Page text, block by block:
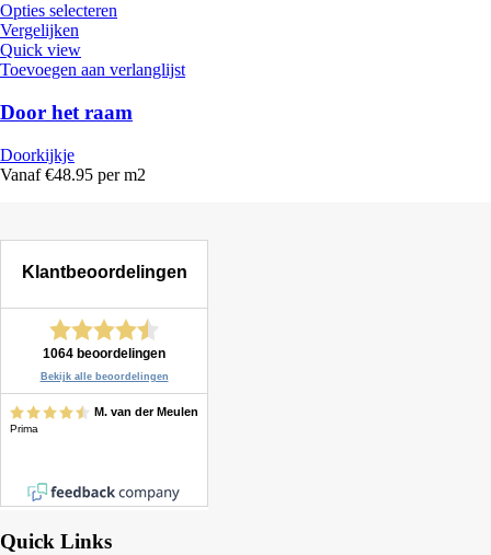
Opties selecteren
Vergelijken
Quick view
Toevoegen aan verlanglijst
Door het raam
Doorkijkje
Vanaf €48.95 per m2
Quick Links